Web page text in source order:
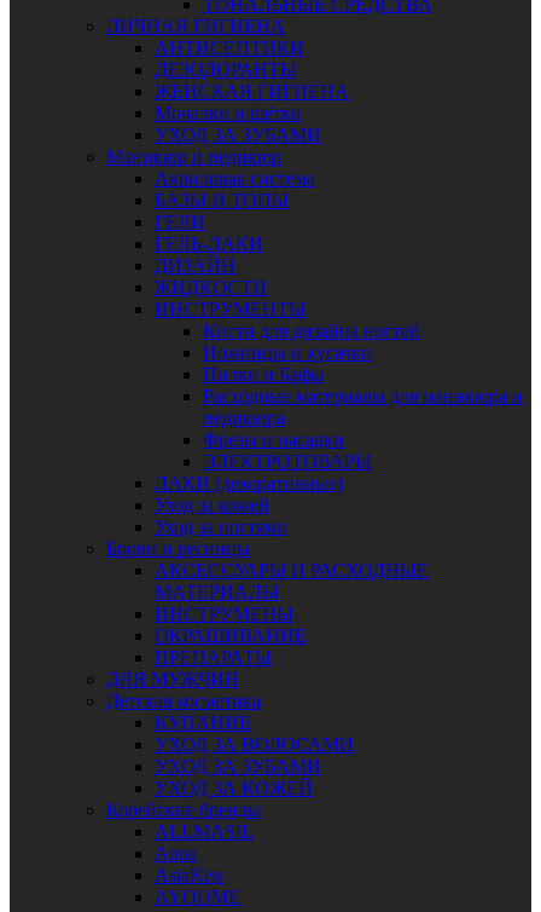
ТОНАЛЬНЫЕ СРЕДСТВА
ЛИЧНАЯ ГИГИЕНА
АНТИСЕПТИКИ
ДЕЗОДОРАНТЫ
ЖЕНСКАЯ ГИГИЕНА
Мочалки и щётки
УХОД ЗА ЗУБАМИ
Маникюр и педикюр
Акриловая система
БАЗЫ И ТОПЫ
ГЕЛИ
ГЕЛЬ-ЛАКИ
ДИЗАЙН
ЖИДКОСТИ
ИНСТРУМЕНТЫ
Кисти для дизайна ногтей
Ножницы и кусачки
Пилки и Бафы
Расходные материалы для маникюра и
педикюра
Фрезы и насадки
ЭЛЕКТРОТОВАРЫ
ЛАКИ (декоративные)
Уход за кожей
Уход за ногтями
Брови и ресницы
АКСЕССУАРЫ И РАСХОДНЫЕ
МАТЕРИАЛЫ
ИНСТРУМЕНЫ
ОКРАШИВАНИЕ
ПРЕПАРАТЫ
ДЛЯ МУЖЧИН
Детская косметика
КУПАНИЕ
УХОД ЗА ВОЛОСАМИ
УХОД ЗА ЗУБАМИ
УХОД ЗА КОЖЕЙ
Корейские бренды
ALLMASIL
Anua
AsiaKiss
AYOUME